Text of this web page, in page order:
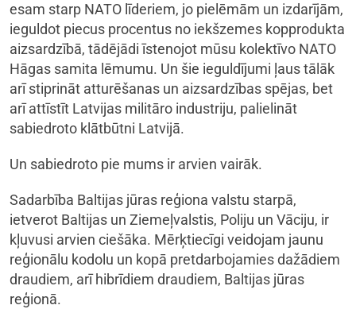
esam starp NATO līderiem, jo pielēmām un izdarījām,
ieguldot piecus procentus no iekšzemes kopprodukta
aizsardzībā, tādējādi īstenojot mūsu kolektīvo NATO
Hāgas samita lēmumu. Un šie ieguldījumi ļaus tālāk
arī stiprināt atturēšanas un aizsardzības spējas, bet
arī attīstīt Latvijas militāro industriju, palielināt
sabiedroto klātbūtni Latvijā.
Un sabiedroto pie mums ir arvien vairāk.
Sadarbība Baltijas jūras reģiona valstu starpā,
ietverot Baltijas un Ziemeļvalstis, Poliju un Vāciju, ir
kļuvusi arvien ciešāka. Mērķtiecīgi veidojam jaunu
reģionālu kodolu un kopā pretdarbojamies dažādiem
draudiem, arī hibrīdiem draudiem, Baltijas jūras
reģionā.